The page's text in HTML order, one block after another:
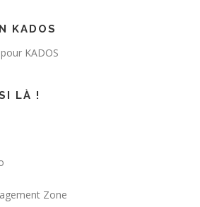
KADOS
KADOS
LÀ !
Zone